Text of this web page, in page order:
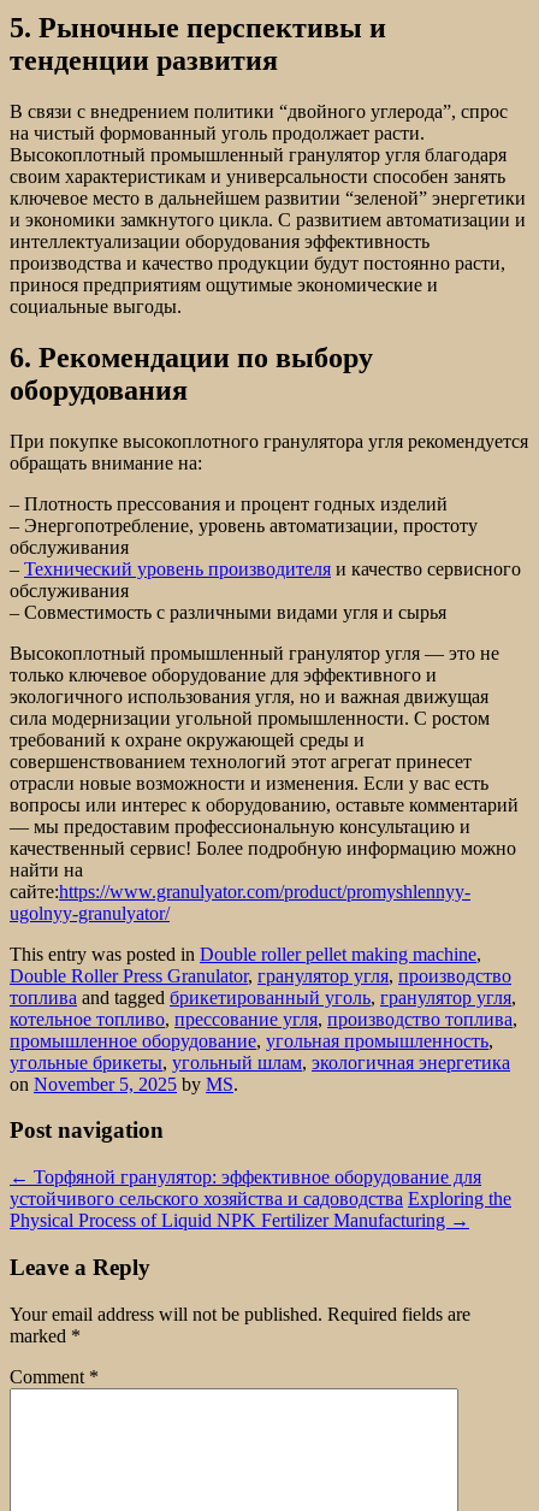
5. Рыночные перспективы и
тенденции развития
В связи с внедрением политики “двойного углерода”, спрос
на чистый формованный уголь продолжает расти.
Высокоплотный промышленный гранулятор угля благодаря
своим характеристикам и универсальности способен занять
ключевое место в дальнейшем развитии “зеленой” энергетики
и экономики замкнутого цикла. С развитием автоматизации и
интеллектуализации оборудования эффективность
производства и качество продукции будут постоянно расти,
принося предприятиям ощутимые экономические и
социальные выгоды.
6. Рекомендации по выбору
оборудования
При покупке высокоплотного гранулятора угля рекомендуется
обращать внимание на:
– Плотность прессования и процент годных изделий
– Энергопотребление, уровень автоматизации, простоту
обслуживания
– Технический уровень производителя и качество сервисного
обслуживания
– Совместимость с различными видами угля и сырья
Высокоплотный промышленный гранулятор угля — это не
только ключевое оборудование для эффективного и
экологичного использования угля, но и важная движущая
сила модернизации угольной промышленности. С ростом
требований к охране окружающей среды и
совершенствованием технологий этот агрегат принесет
отрасли новые возможности и изменения. Если у вас есть
вопросы или интерес к оборудованию, оставьте комментарий
— мы предоставим профессиональную консультацию и
качественный сервис! Более подробную информацию можно
найти на
сайте:https://www.granulyator.com/product/promyshlennyy-
ugolnyy-granulyator/
This entry was posted in Double roller pellet making machine,
Double Roller Press Granulator, гранулятор угля, производство
топлива and tagged брикетированный уголь, гранулятор угля,
котельное топливо, прессование угля, производство топлива,
промышленное оборудование, угольная промышленность,
угольные брикеты, угольный шлам, экологичная энергетика
on November 5, 2025 by MS.
Post navigation
← Торфяной гранулятор: эффективное оборудование для
устойчивого сельского хозяйства и садоводства Exploring the
Physical Process of Liquid NPK Fertilizer Manufacturing →
Leave a Reply
Your email address will not be published. Required fields are
marked *
Comment *